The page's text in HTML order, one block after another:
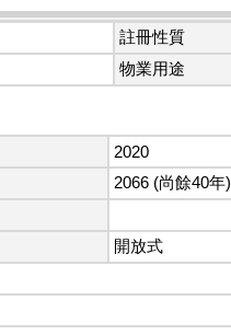
註冊性質
物業用途
2020
2066 (尚餘40年)
開放式